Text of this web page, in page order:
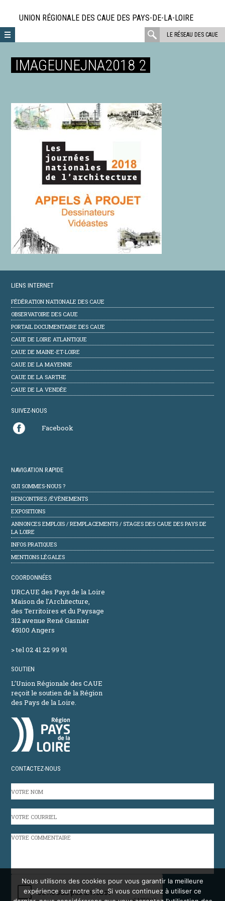
directement
au
contenu
UNION RÉGIONALE DES CAUE DES PAYS-DE-LA-LOIRE
LE RÉSEAU DES CAUE
rechercher
:
IMAGEUNEJNA2018 2
LIENS INTERNET
FÉDÉRATION NATIONALE DES CAUE
OBSERVATOIRE DES CAUE
PORTAIL DOCUMENTAIRE DES CAUE
CAUE DE LOIRE ATLANTIQUE
CAUE DE MAINE-ET-LOIRE
CAUE DE LA MAYENNE
CAUE DE LA SARTHE
CAUE DE LA VENDÉE
SUIVEZ-NOUS
Facebook
NAVIGATION RAPIDE
QUI SOMMES-NOUS ?
RENCONTRES /ÉVÈNEMENTS
EXPOSITIONS
ANNONCES EMPLOIS / REMPLACEMENTS / STAGES DES CAUE DES PAYS DE
LA LOIRE
INFOS PRATIQUES
MENTIONS LÉGALES
COORDONNÉES
URCAUE des Pays de la Loire
Maison de l'Architecture,
des Territoires et du Paysage
312 avenue René Gasnier
49100 Angers
> tel 02 41 22 99 91
SOUTIEN
L’Union Régionale des CAUE
reçoit le soutien de la Région
des Pays de la Loire.
CONTACTEZ-NOUS
NOM
COURRIEL
VOTRE
CAPTCHA
Nous utilisons des cookies pour vous garantir la meilleure
expérience sur notre site. Si vous continuez à utiliser ce